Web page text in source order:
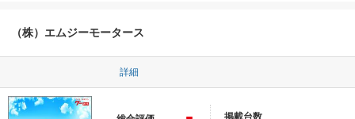
（株）エムジーモータース
詳細